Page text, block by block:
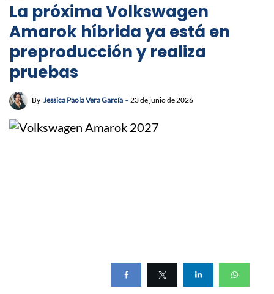
La próxima Volkswagen
Amarok híbrida ya está en
preproducción y realiza
pruebas
By Jessica Paola Vera García 23 de junio de 2026